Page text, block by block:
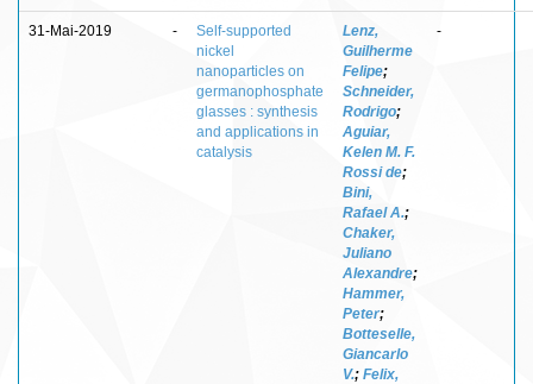
31-Mai-2019 -
Self-supported
nickel
nanoparticles on
germanophosphate
glasses : synthesis
and applications in
catalysis
Lenz,
Guilherme
Felipe;
Schneider,
Rodrigo;
Aguiar,
Kelen M. F.
Rossi de;
Bini,
Rafael A.;
Chaker,
Juliano
Alexandre;
Hammer,
Peter;
Botteselle,
Giancarlo
V.; Felix,
-